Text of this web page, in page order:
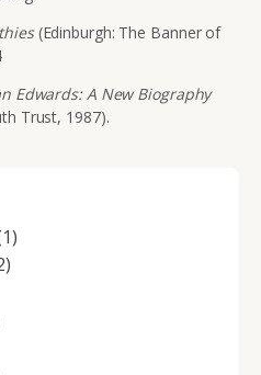
(Edinburgh: The Banner of
Edwards: A New Biography
Trust, 1987).